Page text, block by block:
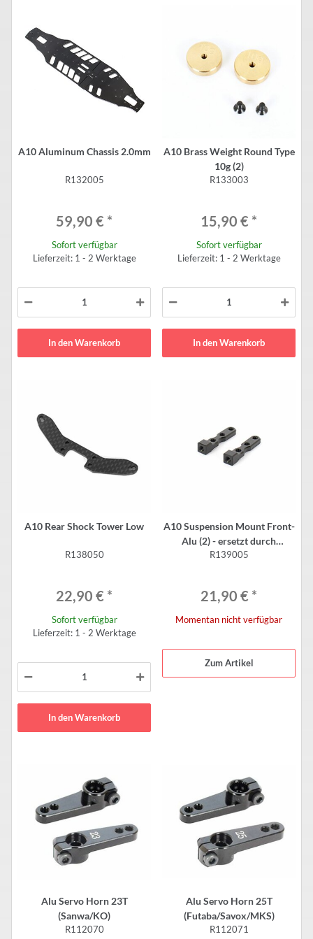
A10 Aluminum Chassis 2.0mm
R132005
59,90 € *
Sofort verfügbar
Lieferzeit: 1 - 2 Werktage
In den Warenkorb
A10 Brass Weight Round Type
10g (2)
R133003
15,90 € *
Sofort verfügbar
Lieferzeit: 1 - 2 Werktage
In den Warenkorb
A10 Rear Shock Tower Low
R138050
22,90 € *
Sofort verfügbar
Lieferzeit: 1 - 2 Werktage
In den Warenkorb
A10 Suspension Mount Front-
Alu (2) - ersetzt durch
R142006
R139005
21,90 € *
Momentan nicht verfügbar
Zum Artikel
Alu Servo Horn 23T
(Sanwa/KO)
R112070
Alu Servo Horn 25T
(Futaba/Savox/MKS)
R112071